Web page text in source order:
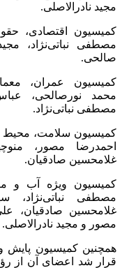
مجید نادرالاصلی.
کمیسیون اقتصادی،
مصطفی نباتی‌نژاد،
صالحی.
کمیسیون عمران،
محمد نورصالحی،
مصطفی نباتی‌نژاد.
کمیسیون سلامت،
احمدرضا مصور،
غلامحسین صادقیان.
کمیسیون ویژه آب و
مصطفی نباتی‌نژاد،
غلامحسین صادقیان،
مصور و مجید نادرالاصلی.
همچنین کمیسیون پایش
قرار شد اعضای آن از